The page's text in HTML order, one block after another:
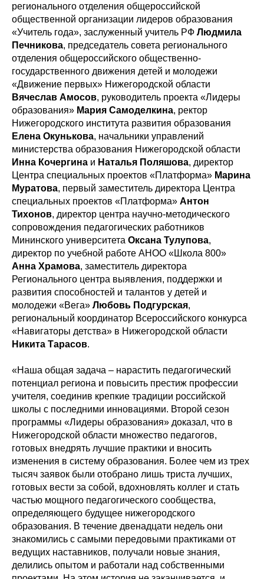
регионального отделения общероссийской
общественной организации лидеров образования
«Учитель года», заслуженный учитель РФ Людмила
Печникова, председатель совета регионального
отделения общероссийского общественно-
государственного движения детей и молодежи
«Движение первых» Нижегородской области
Вячеслав Амосов, руководитель проекта «Лидеры
образования» Мария Самоделкина, ректор
Нижегородского института развития образования
Елена Окунькова, начальники управлений
министерства образования Нижегородской области
Инна Кочергина и Наталья Поляшова, директор
Центра специальных проектов «Платформа» Марина
Муратова, первый заместитель директора Центра
специальных проектов «Платформа» Антон
Тихонов, директор центра научно-методического
сопровождения педагогических работников
Мининского университета Оксана Тулупова,
директор по учебной работе АНОО «Школа 800»
Анна Храмова, заместитель директора
Регионального центра выявления, поддержки и
развития способностей и талантов у детей и
молодежи «Вега» Любовь Подгурская,
региональный координатор Всероссийского конкурса
«Навигаторы детства» в Нижегородской области
Никита Тарасов.
«Наша общая задача – нарастить педагогический
потенциал региона и повысить престиж профессии
учителя, соединив крепкие традиции российской
школы с последними инновациями. Второй сезон
программы «Лидеры образования» доказал, что в
Нижегородской области множество педагогов,
готовых внедрять лучшие практики и вносить
изменения в систему образования. Более чем из трех
тысяч заявок были отобрано лишь триста лучших,
готовых вести за собой, вдохновлять коллег и стать
частью мощного педагогического сообщества,
определяющего будущее нижегородского
образования. В течение двенадцати недель они
знакомились с самыми передовыми практиками от
ведущих наставников, получали новые знания,
делились опытом и работали над собственными